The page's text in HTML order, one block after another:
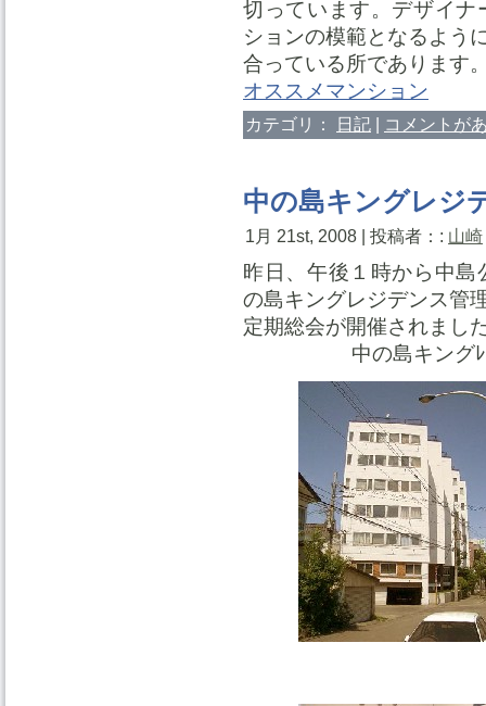
切っています。デザイ
ションの模範となるよう
合っている所であります
オススメマンション
カテゴリ： 日記 | コメントが
中の島キングレジ
1月 21st, 2008 | 投稿者：: 山崎
昨日、午後１時から中
の島キングレジデンス管
定期総会が開催されまし
中の島キングﾚｼ